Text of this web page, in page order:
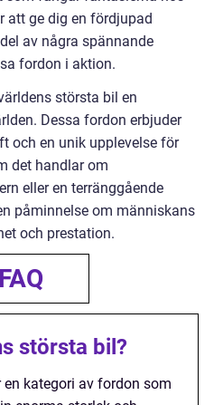
att ge dig en fördjupad
av några spännande
fordon i aktion.
största bil en
Dessa fordon erbjuder
och en unik upplevelse för
det handlar om
eller en terränggående
påminnelse om människans
och prestation.
FAQ
största bil?
kategori av fordon som